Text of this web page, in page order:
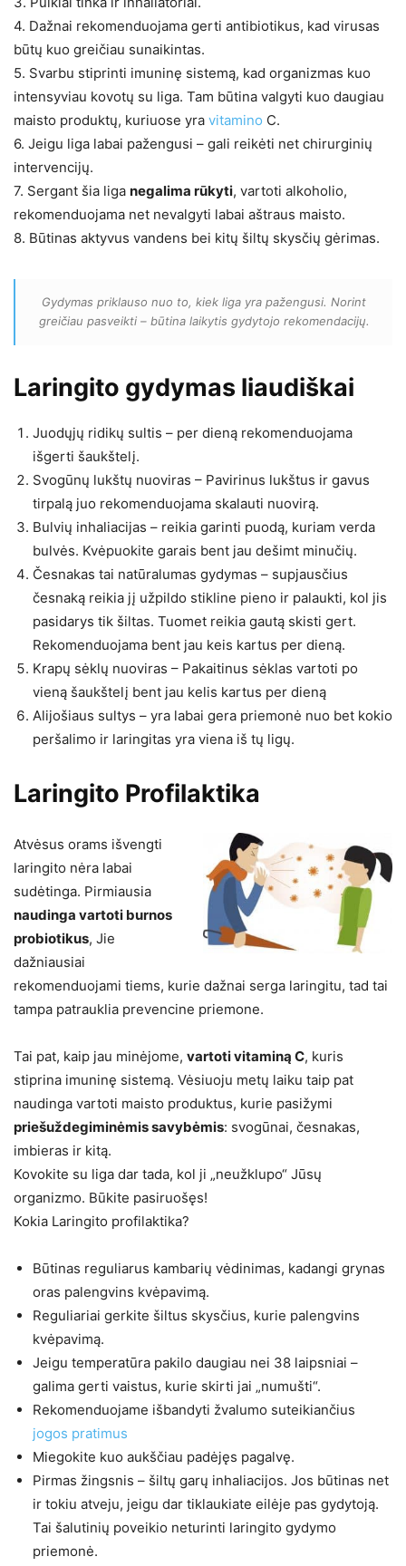
4. Dažnai rekomenduojama gerti antibiotikus, kad virusas
būtų kuo greičiau sunaikintas.
5. Svarbu stiprinti imuninę sistemą, kad organizmas kuo
intensyviau kovotų su liga. Tam būtina valgyti kuo daugiau
maisto produktų, kuriuose yra vitamino C.
6. Jeigu liga labai pažengusi – gali reikėti net chirurginių
intervencijų.
7. Sergant šia liga negalima rūkyti, vartoti alkoholio,
rekomenduojama net nevalgyti labai aštraus maisto.
8. Būtinas aktyvus vandens bei kitų šiltų skysčių gėrimas.
Gydymas priklauso nuo to, kiek liga yra pažengusi. Norint
greičiau pasveikti – būtina laikytis gydytojo rekomendacijų.
Laringito gydymas liaudiškai
Juodųjų ridikų sultis – per dieną rekomenduojama
išgerti šaukštelį.
Svogūnų lukštų nuoviras – Pavirinus lukštus ir gavus
tirpalą juo rekomenduojama skalauti nuovirą.
Bulvių inhaliacijas – reikia garinti puodą, kuriam verda
bulvės. Kvėpuokite garais bent jau dešimt minučių.
Česnakas tai natūralumas gydymas – supjausčius
česnaką reikia jį užpildo stikline pieno ir palaukti, kol jis
pasidarys tik šiltas. Tuomet reikia gautą skisti gert.
Rekomenduojama bent jau keis kartus per dieną.
Krapų sėklų nuoviras – Pakaitinus sėklas vartoti po
vieną šaukštelį bent jau kelis kartus per dieną
Alijošiaus sultys – yra labai gera priemonė nuo bet kokio
peršalimo ir laringitas yra viena iš tų ligų.
Laringito Profilaktika
Atvėsus orams išvengti
laringito nėra labai
sudėtinga. Pirmiausia
naudinga vartoti burnos
probiotikus, Jie
dažniausiai
rekomenduojami tiems, kurie dažnai serga laringitu, tad tai
tampa patrauklia prevencine priemone.
Tai pat, kaip jau minėjome, vartoti vitaminą C, kuris
stiprina imuninę sistemą. Vėsiuoju metų laiku taip pat
naudinga vartoti maisto produktus, kurie pasižymi
priešuždegiminėmis savybėmis: svogūnai, česnakas,
imbieras ir kitą.
Kovokite su liga dar tada, kol ji „neužklupo“ Jūsų
organizmo. Būkite pasiruošęs!
Kokia Laringito profilaktika?
Būtinas reguliarus kambarių vėdinimas, kadangi grynas
oras palengvins kvėpavimą.
Reguliariai gerkite šiltus skysčius, kurie palengvins
kvėpavimą.
Jeigu temperatūra pakilo daugiau nei 38 laipsniai –
galima gerti vaistus, kurie skirti jai „numušti“.
Rekomenduojame išbandyti žvalumo suteikiančius
jogos pratimus
Miegokite kuo aukščiau padėjęs pagalvę.
Pirmas žingsnis – šiltų garų inhaliacijos. Jos būtinas net
ir tokiu atveju, jeigu dar tiklaukiate eilėje pas gydytoją.
Tai šalutinių poveikio neturinti laringito gydymo
priemonė.